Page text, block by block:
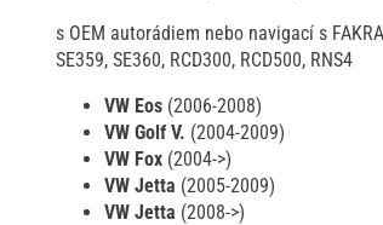
s OEM autorádiem nebo navigací s
SE359, SE360, RCD300, RCD500, RNS4
VW Eos (2006-2008)
VW Golf V. (2004-2009)
VW Fox (2004->)
VW Jetta (2005-2009)
VW Jetta (2008->)